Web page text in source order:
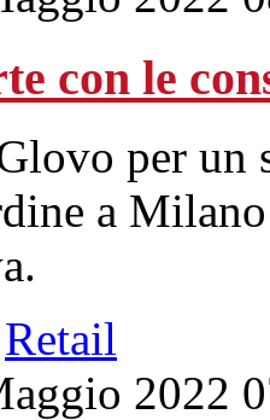
con le
per
a
Retail
2022